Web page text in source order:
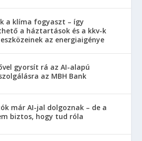
a klíma fogyaszt – így
a háztartások és a kkv-k
az energiaigénye
gyorsít rá az AI-alapú
az MBH Bank
már AI-jal dolgoznak – de a
biztos, hogy tud róla